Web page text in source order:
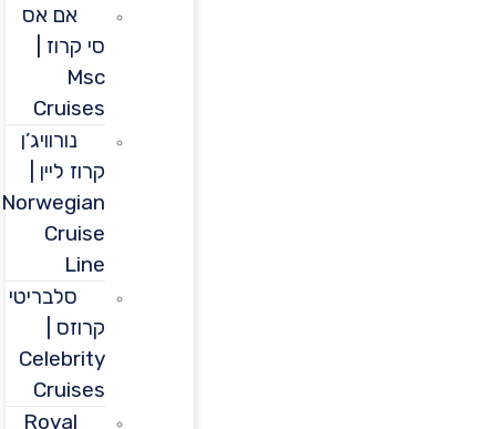
אם אס
סי קרוז |
Cruises
נורוויג’ן
קרוז ליין |
Norwegian
Cruise
סלבריטי
קרוזס |
Celebrity
Cruises
Royal